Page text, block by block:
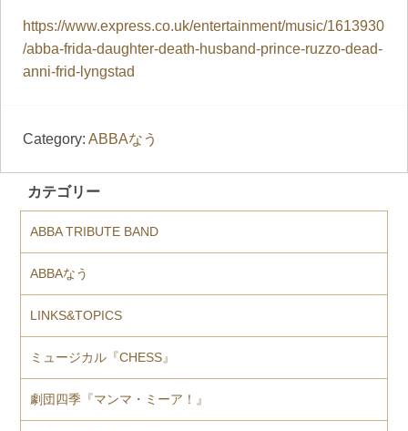
https://www.express.co.uk/entertainment/music/1613930
/abba-frida-daughter-death-husband-prince-ruzzo-dead-
anni-frid-lyngstad
Category: ABBAなう
カテゴリー
ABBA TRIBUTE BAND
ABBAなう
LINKS&TOPICS
ミュージカル『CHESS』
劇団四季『マンマ・ミーア！』